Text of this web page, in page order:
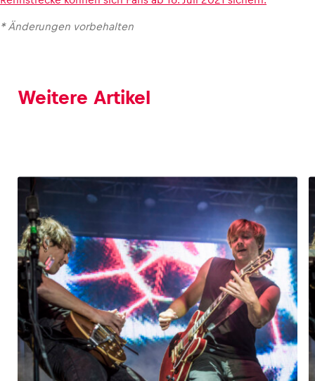
* Änderungen vorbehalten
Weitere Artikel